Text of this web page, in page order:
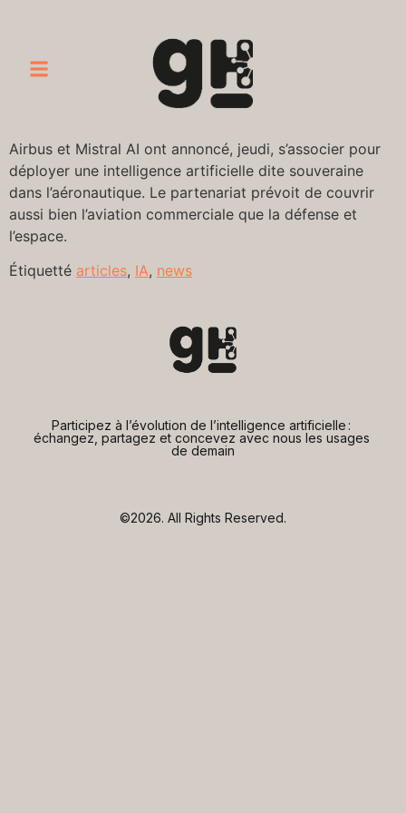
Airbus et Mistral AI ont annoncé, jeudi, s’associer pour
déployer une intelligence artificielle dite souveraine
dans l’aéronautique. Le partenariat prévoit de couvrir
aussi bien l’aviation commerciale que la défense et
l’espace.
Étiquetté articles, IA, news
Participez à l’évolution de l’intelligence artificielle :
échangez, partagez et concevez avec nous les usages
de demain
©2026. All Rights Reserved.